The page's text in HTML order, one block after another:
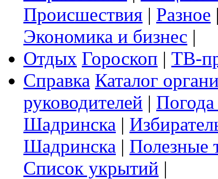
Происшествия | Разное
Экономика и бизнес |
Отдых Гороскоп | ТВ-
Справка Каталог
руководителей |
Шадринска |
Шадринска | Полезные
Список укрытий |